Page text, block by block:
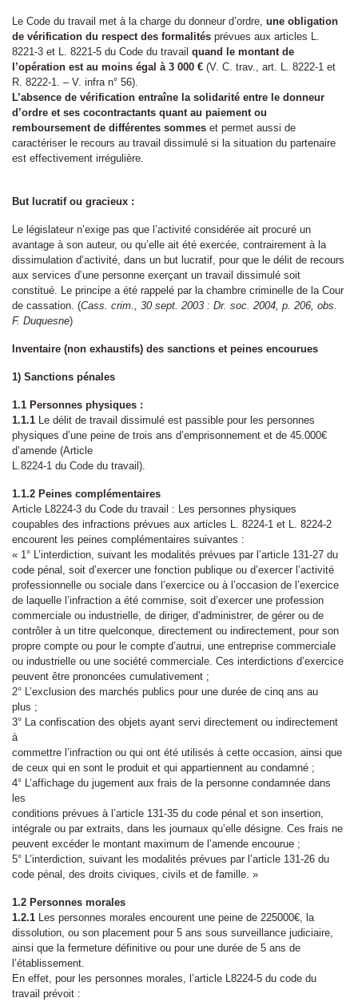
Le Code du travail met à la charge du donneur d’ordre, une obligation
de vérification du respect des formalités prévues aux articles L.
8221-3 et L. 8221-5 du Code du travail quand le montant de
l’opération est au moins égal à 3 000 € (V. C. trav., art. L. 8222-1 et
R. 8222-1. – V. infra n° 56).
L’absence de vérification entraîne la solidarité entre le donneur
d’ordre et ses cocontractants quant au paiement ou
remboursement de différentes sommes et permet aussi de
caractériser le recours au travail dissimulé si la situation du partenaire
est effectivement irrégulière.
But lucratif ou gracieux :
Le législateur n’exige pas que l’activité considérée ait procuré un
avantage à son auteur, ou qu’elle ait été exercée, contrairement à la
dissimulation d’activité, dans un but lucratif, pour que le délit de recours
aux services d’une personne exerçant un travail dissimulé soit
constitué. Le principe a été rappelé par la chambre criminelle de la Cour
de cassation. (Cass. crim., 30 sept. 2003 : Dr. soc. 2004, p. 206, obs.
F. Duquesne)
Inventaire (non exhaustifs) des sanctions et peines encourues
1) Sanctions pénales
1.1 Personnes physiques :
1.1.1 Le délit de travail dissimulé est passible pour les personnes
physiques d’une peine de trois ans d’emprisonnement et de 45.000€
d’amende (Article
L.8224-1 du Code du travail).
1.1.2 Peines complémentaires
Article L8224-3 du Code du travail : Les personnes physiques
coupables des infractions prévues aux articles L. 8224-1 et L. 8224-2
encourent les peines complémentaires suivantes :
« 1° L’interdiction, suivant les modalités prévues par l’article 131-27 du
code pénal, soit d’exercer une fonction publique ou d’exercer l’activité
professionnelle ou sociale dans l’exercice ou à l’occasion de l’exercice
de laquelle l’infraction a été commise, soit d’exercer une profession
commerciale ou industrielle, de diriger, d’administrer, de gérer ou de
contrôler à un titre quelconque, directement ou indirectement, pour son
propre compte ou pour le compte d’autrui, une entreprise commerciale
ou industrielle ou une société commerciale. Ces interdictions d’exercice
peuvent être prononcées cumulativement ;
2° L’exclusion des marchés publics pour une durée de cinq ans au
plus ;
3° La confiscation des objets ayant servi directement ou indirectement
à
commettre l’infraction ou qui ont été utilisés à cette occasion, ainsi que
de ceux qui en sont le produit et qui appartiennent au condamné ;
4° L’affichage du jugement aux frais de la personne condamnée dans
les
conditions prévues à l’article 131-35 du code pénal et son insertion,
intégrale ou par extraits, dans les journaux qu’elle désigne. Ces frais ne
peuvent excéder le montant maximum de l’amende encourue ;
5° L’interdiction, suivant les modalités prévues par l’article 131-26 du
code pénal, des droits civiques, civils et de famille. »
1.2 Personnes morales
1.2.1 Les personnes morales encourent une peine de 225000€, la
dissolution, ou son placement pour 5 ans sous surveillance judiciaire,
ainsi que la fermeture définitive ou pour une durée de 5 ans de
l’établissement.
En effet, pour les personnes morales, l’article L8224-5 du code du
travail prévoit :